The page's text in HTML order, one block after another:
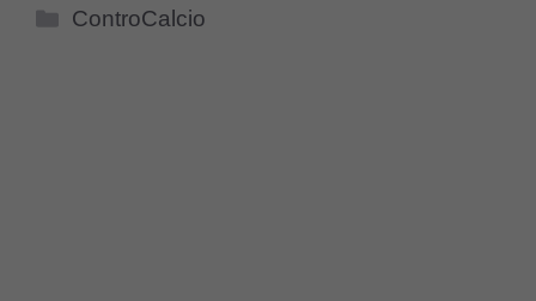
Categorie
ControCalcio